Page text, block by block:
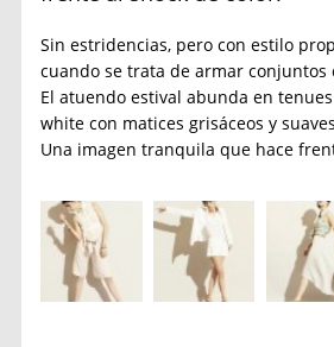
Sin estridencias, pero con estilo
cuando se trata de armar conjuntos
El atuendo estival abunda en
white con matices grisáceos y
Una imagen tranquila que hace